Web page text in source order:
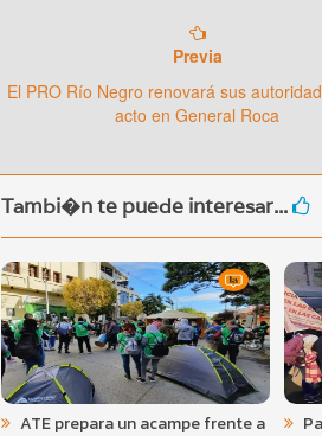
Previa
El PRO Río Negro renovará sus
acto en General Roca
Tambi�n te puede interesar...
ATE prepara un acampe frente a